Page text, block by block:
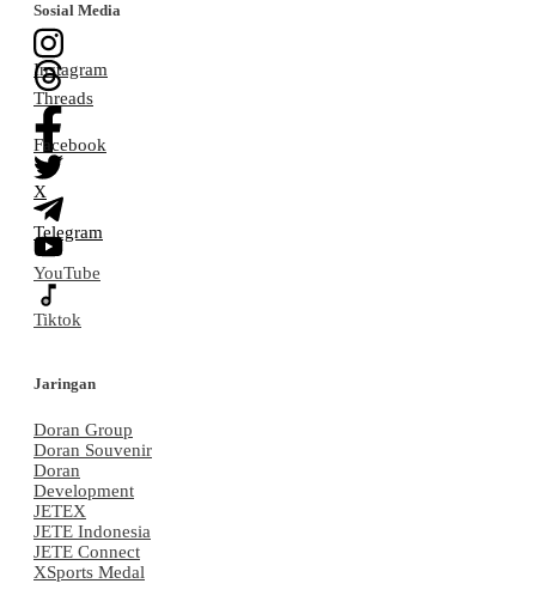
Sosial Media
Instagram
Threads
Facebook
X
Telegram
YouTube
Tiktok
Jaringan
Doran Group
Doran Souvenir
Doran
Development
JETEX
JETE Indonesia
JETE Connect
XSports Medal